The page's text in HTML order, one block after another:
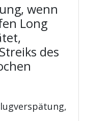
wenn
Long
des